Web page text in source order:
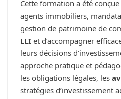
Cette formation a été
agents immobiliers,
gestion de patrimoine de
LLI et d’accompagner
leurs décisions
approche pratique et
les obligations légales, les
stratégies d’investissement